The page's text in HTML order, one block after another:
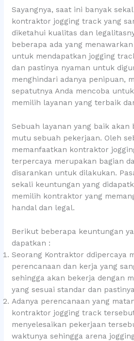
Sayangnya, saat ini banyak
kontraktor jogging track yang
diketahui kualitas dan
beberapa ada yang
untuk mendapatkan jogging
dan pastinya nyaman untuk
menghindari adanya penipuan,
sepatutnya Anda mencoba
memilih layanan yang terbaik
Sebuah layanan yang baik akan
mutu sebuah pekerjaan. Oleh
memanfaatkan kontraktor
terpercaya merupakan bagian
disarankan untuk dilakukan.
sekali keuntungan yang
memilih kontraktor yang
handal dan legal.
Berikut beberapa keuntungan
dapatkan :
Seorang Kontraktor ddipercaya
perencanaan dan kerja yang
sehingga akan bekerja dengan
yang sesuai standar dan
Adanya perencanaan yang
kontraktor jogging track
menyelesaikan pekerjaan
waktunya sehingga arena